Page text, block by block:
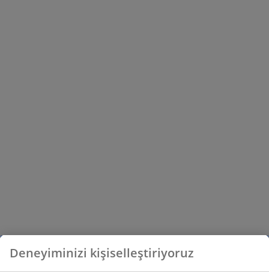
Deneyiminizi kişiselleştiriyoruz